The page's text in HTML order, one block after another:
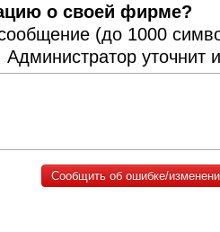
о своей фирме?
(до 1000
Администратор